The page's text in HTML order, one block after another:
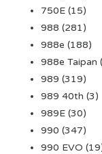
750E (15)
988 (281)
988e (188)
988e Taipan
989 (319)
989 40th (3)
989E (30)
990 (347)
990 EVO